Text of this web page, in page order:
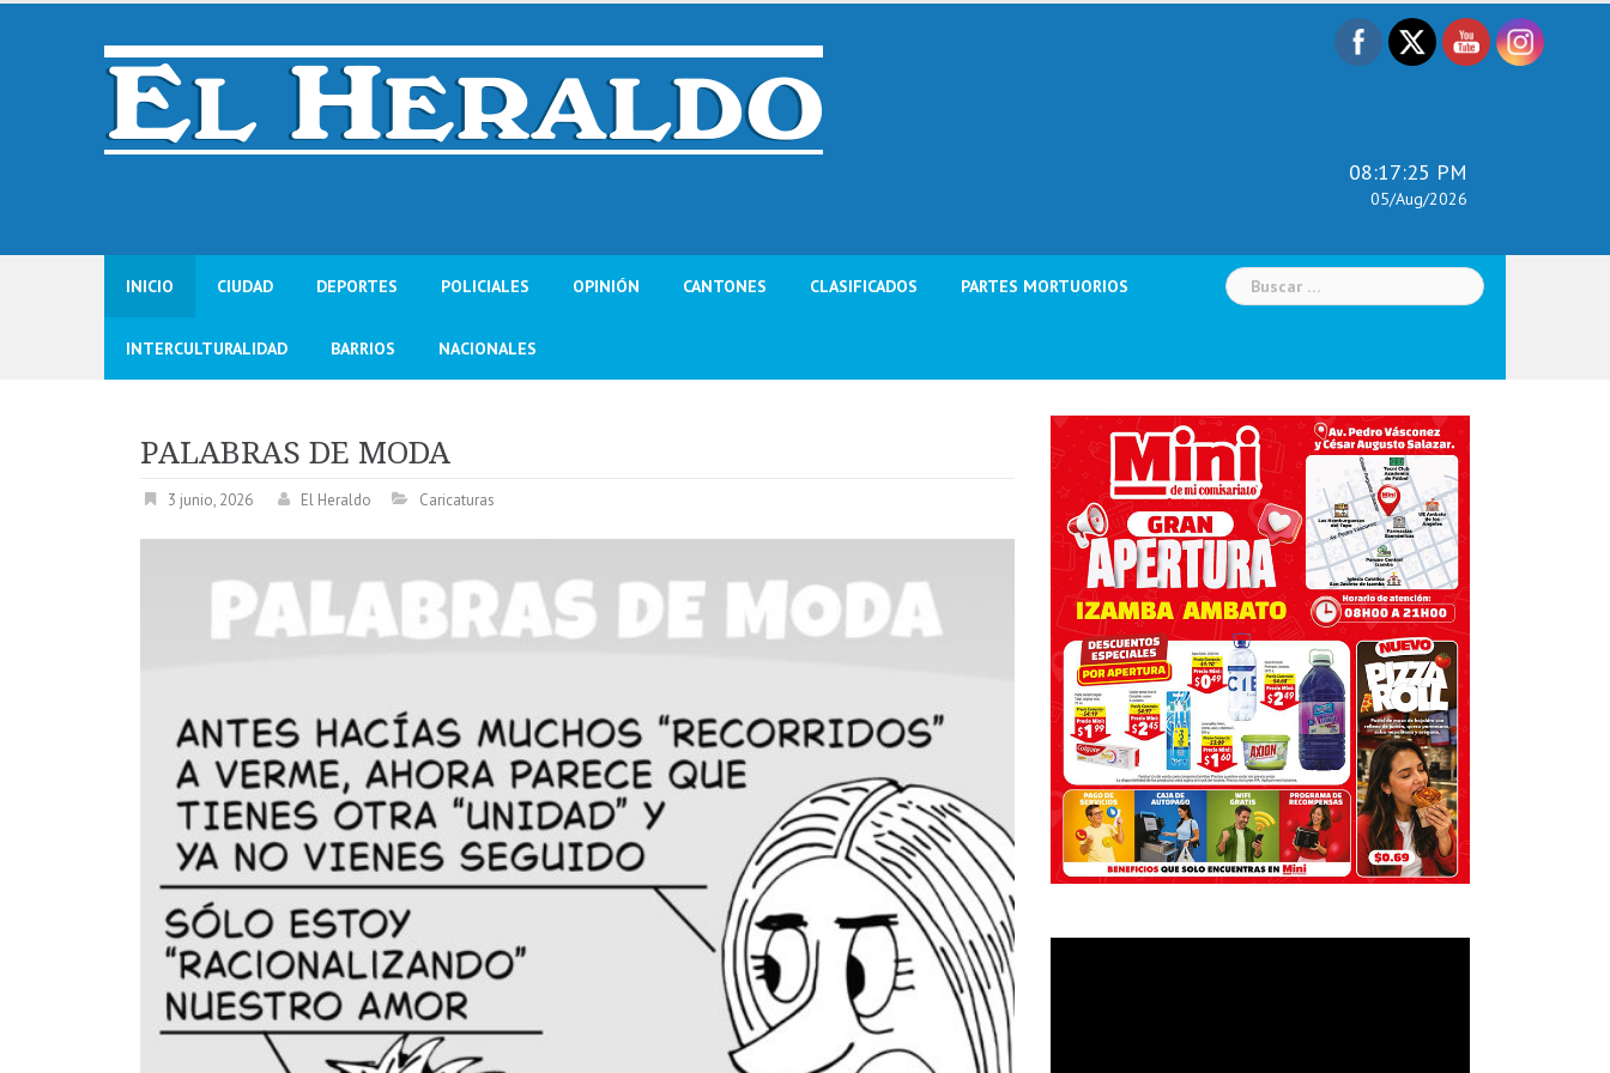
Skip
08:17:26 PM
05/Aug/2026
INICIO CIUDAD DEPORTES POLICIALES OPINIÓN CANTONES CLASIFICADOS PARTES MORTUORIOS
INTERCULTURALIDAD BARRIOS NACIONALES
Buscar:
PALABRAS DE MODA
3 junio, 2026 El Heraldo Caricaturas